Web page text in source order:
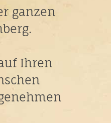
ganzen
Ihren